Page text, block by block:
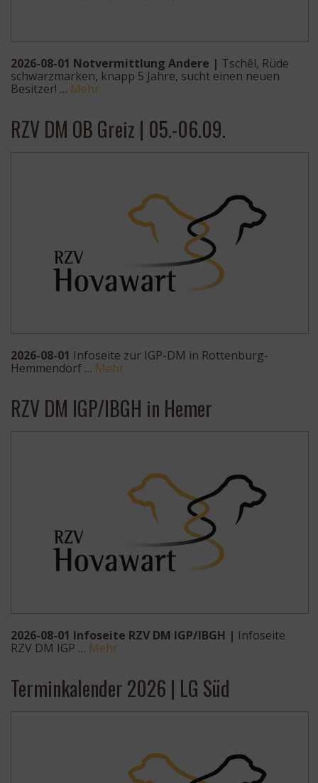
2026-08-01 Notvermittlung Andere | Tschêl, Rüde
schwarzmarken, knapp 5 Jahre, sucht einen neuen
Besitzer! … Mehr
RZV DM OB Greiz | 05.-06.09.
2026-08-01 Infoseite zur IGP-DM in Rottenburg-
Hemmendorf … Mehr
RZV DM IGP/IBGH in Hemer
2026-08-01 Infoseite RZV DM IGP/IBGH | Infoseite
RZV DM IGP … Mehr
Terminkalender 2026 | LG Süd